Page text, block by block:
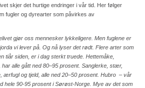
skjer det hurtige endringer i vår tid. Her følger
fugler og dyrearter som påvirkes av
gjør oss mennesker lykkeligere. Men fuglene er
vi lever på. Og nå lyser det rødt. Flere arter som
tiår siden, er i dag sterkt truede. Hettemåke,
alle gått ned 80–95 prosent. Sanglerke, stær,
ærfugl og tjeld, alle ned 20–50 prosent. Hubro – vår
hele 90-95 prosent i Sørøst-Norge. Mye av det som